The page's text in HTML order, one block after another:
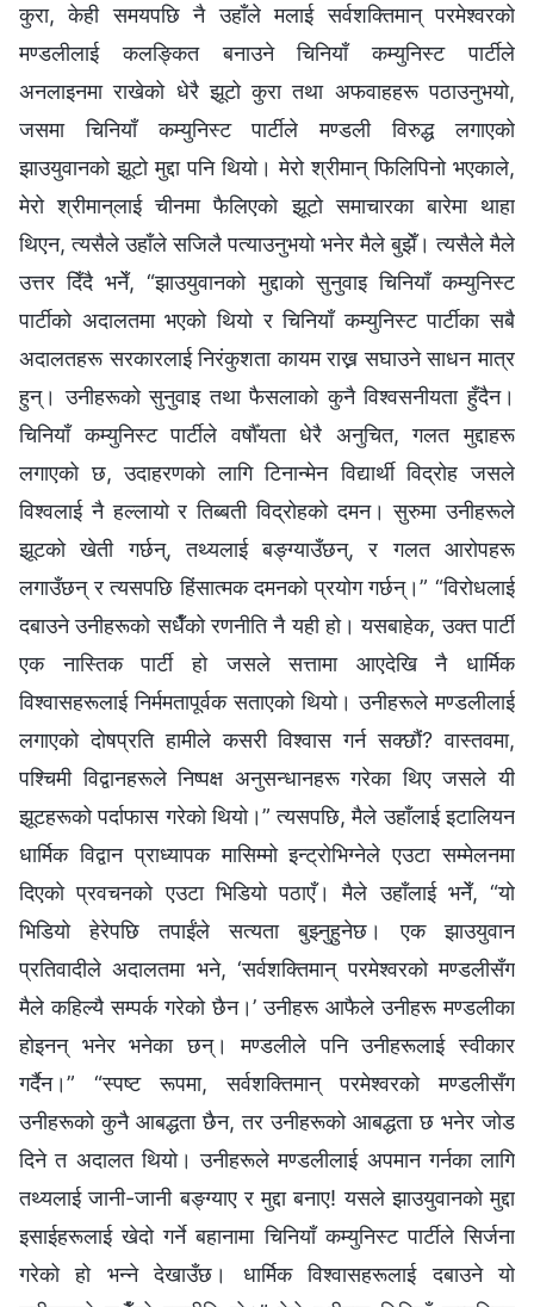
कुरा, केही समयपछि नै उहाँले मलाई सर्वशक्तिमान्‌ परमेश्‍वरको
मण्डलीलाई कलङ्कित बनाउने चिनियाँ कम्युनिस्ट पार्टीले
अनलाइनमा राखेको धेरै झूटो कुरा तथा अफवाहहरू पठाउनुभयो,
जसमा चिनियाँ कम्युनिस्ट पार्टीले मण्डली विरुद्ध लगाएको
झाउयुवानको झूटो मुद्दा पनि थियो। मेरो श्रीमान् फिलिपिनो भएकाले,
मेरो श्रीमान्‌लाई चीनमा फैलिएको झूटो समाचारका बारेमा थाहा
थिएन, त्यसैले उहाँले सजिलै पत्याउनुभयो भनेर मैले बुझेँ। त्यसैले मैले
उत्तर दिँदै भनेँ, “झाउयुवानको मुद्दाको सुनुवाइ चिनियाँ कम्युनिस्ट
पार्टीको अदालतमा भएको थियो र चिनियाँ कम्युनिस्ट पार्टीका सबै
अदालतहरू सरकारलाई निरंकुशता कायम राख्न सघाउने साधन मात्र
हुन्। उनीहरूको सुनुवाइ तथा फैसलाको कुनै विश्‍वसनीयता हुँदैन।
चिनियाँ कम्युनिस्ट पार्टीले वर्षौँयता धेरै अनुचित, गलत मुद्दाहरू
लगाएको छ, उदाहरणको लागि टिनान्मेन विद्यार्थी विद्रोह जसले
विश्‍वलाई नै हल्लायो र तिब्बती विद्रोहको दमन। सुरुमा उनीहरूले
झूटको खेती गर्छन्, तथ्यलाई बङ्ग्याउँछन्, र गलत आरोपहरू
लगाउँछन् र त्यसपछि हिंसात्मक दमनको प्रयोग गर्छन्।” “विरोधलाई
दबाउने उनीहरूको सधैँको रणनीति नै यही हो। यसबाहेक, उक्त पार्टी
एक नास्तिक पार्टी हो जसले सत्तामा आएदेखि नै धार्मिक
विश्‍वासहरूलाई निर्ममतापूर्वक सताएको थियो। उनीहरूले मण्डलीलाई
लगाएको दोषप्रति हामीले कसरी विश्‍वास गर्न सक्छौं? वास्तवमा,
पश्चिमी विद्वानहरूले निष्पक्ष अनुसन्धानहरू गरेका थिए जसले यी
झूटहरूको पर्दाफास गरेको थियो।” त्यसपछि, मैले उहाँलाई इटालियन
धार्मिक विद्वान प्राध्यापक मासिम्मो इन्ट्रोभिग्नेले एउटा सम्मेलनमा
दिएको प्रवचनको एउटा भिडियो पठाएँ। मैले उहाँलाई भनेँ, “यो
भिडियो हेरेपछि तपाईंले सत्यता बुझ्नुहुनेछ। एक झाउयुवान
प्रतिवादीले अदालतमा भने, ‘सर्वशक्तिमान्‌ परमेश्‍वरको मण्डलीसँग
मैले कहिल्यै सम्पर्क गरेको छैन।’ उनीहरू आफैले उनीहरू मण्डलीका
होइनन् भनेर भनेका छन्। मण्डलीले पनि उनीहरूलाई स्वीकार
गर्दैन।” “स्पष्ट रूपमा, सर्वशक्तिमान्‌ परमेश्‍वरको मण्डलीसँग
उनीहरूको कुनै आबद्धता छैन, तर उनीहरूको आबद्धता छ भनेर जोड
दिने त अदालत थियो। उनीहरूले मण्डलीलाई अपमान गर्नका लागि
तथ्यलाई जानी-जानी बङ्ग्याए र मुद्दा बनाए! यसले झाउयुवानको मुद्दा
इसाईहरूलाई खेदो गर्ने बहानामा चिनियाँ कम्युनिस्ट पार्टीले सिर्जना
गरेको हो भन्ने देखाउँछ। धार्मिक विश्‍वासहरूलाई दबाउने यो